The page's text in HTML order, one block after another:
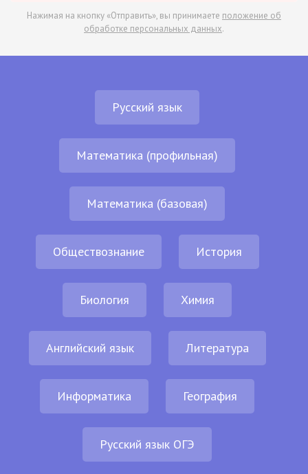
Нажимая на кнопку «Отправить», вы принимаете положение об
обработке персональных данных.
Русский язык
Математика (профильная)
Математика (базовая)
Обществознание История
Биология Химия
Английский язык Литература
Информатика География
Русский язык ОГЭ